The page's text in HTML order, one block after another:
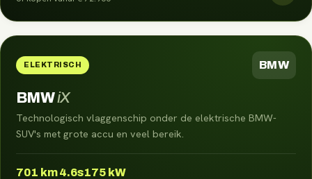
ELEKTRISCH BMW
BMWiX
Technologisch vlaggenschip onder de elektrische BMW-
SUV's met grote accu en veel bereik.
701 km4.6s175 kW